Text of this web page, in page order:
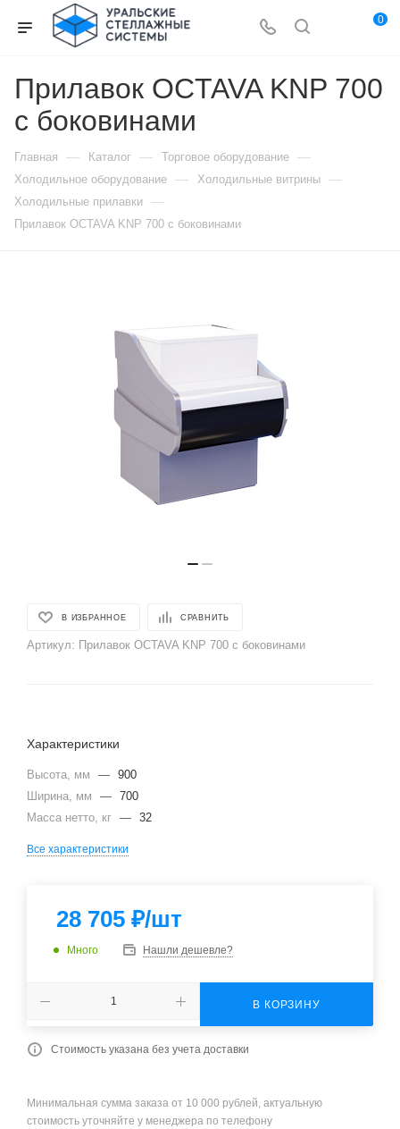
0
Прилавок OCTAVA KNP 700
с боковинами
Главная — Каталог — Торговое оборудование —
Холодильное оборудование — Холодильные витрины —
Холодильные прилавки —
Прилавок OCTAVA KNP 700 с боковинами
В ИЗБРАННОЕ СРАВНИТЬ
Артикул: Прилавок OCTAVA KNP 700 с боковинами
Характеристики
Высота, мм — 900
Ширина, мм
— 700
Масса нетто, кг — 32
Все характеристики
28 705 ₽/шт
Много Нашли дешевле?
В КОРЗИНУ
Стоимость указана без учета доставки
Минимальная сумма заказа от 10 000 рублей, актуальную
стоимость уточняйте у менеджера по телефону